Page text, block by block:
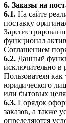
6. Заказы на
6.1. На сайте
поставку
функционал
Соглашением
6.2. Данный
исключительно в
Пользователя
юридического
или бытовых
6.3. Порядок
заказов, а также
определяются